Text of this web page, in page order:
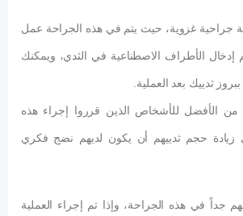
جراحية غزوية، حيث يتم في هذه الجراحة عمل
الأطراف الاصطناعية في الثدي، ويمكنك
ثدييك بعد العملية.
الأفضل للأشخاص الذين قرروا إجراء هذه
حجم ثدييهم أن يكون لديهم نضج فكري
في هذه الجراحة، وإذا تم إجراء العملية